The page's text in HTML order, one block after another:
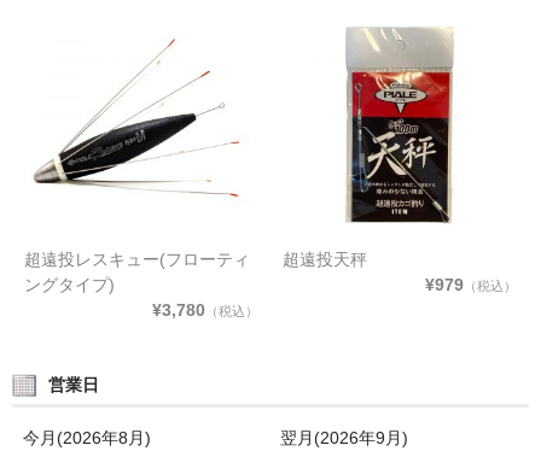
超遠投レスキュー(フローティ
ングタイプ)
¥3,780 （税込）
超遠投天秤
¥979 （税込）
営業日
今月(2026年8月) 翌月(2026年9月)